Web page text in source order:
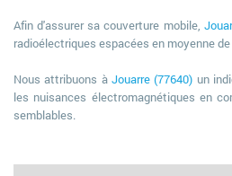
Afin d'assurer sa couverture mobile,
radioélectriques espacées en moyenne de
Nous attribuons à Jouarre (77640) un
les nuisances électromagnétiques en
semblables.